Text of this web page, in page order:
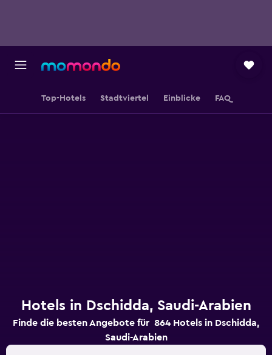
Top-Hotels Stadtviertel Einblicke FAQ
Hotels in Dschidda, Saudi-Arabien
Finde die besten Angebote für 864 Hotels in Dschidda,
Saudi-Arabien